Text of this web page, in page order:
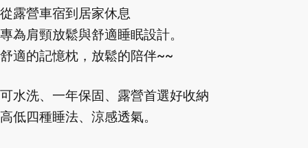
從露營車宿到居家休息
專為肩頸放鬆與舒適睡眠設計。
舒適的記憶枕，放鬆的陪伴~~
可水洗、一年保固、露營首選好收納
高低四種睡法、涼感透氣。